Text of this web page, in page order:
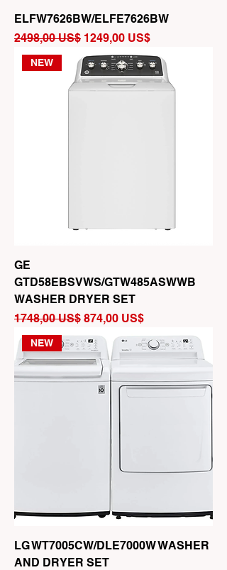
ELFW7626BW/ELFE7626BW
Precio
2498,00 US$ Precio de oferta
1249,00 US$
NEW
GE
GTD58EBSVWS/GTW485ASWWB
WASHER DRYER SET
Precio
1748,00 US$ Precio de oferta
874,00 US$
NEW
LG WT7005CW/DLE7000W WASHER
AND DRYER SET